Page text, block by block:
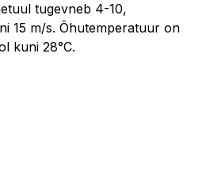
tugevneb 4-10,
15 m/s. Õhutemperatuur on
kuni 28°C.